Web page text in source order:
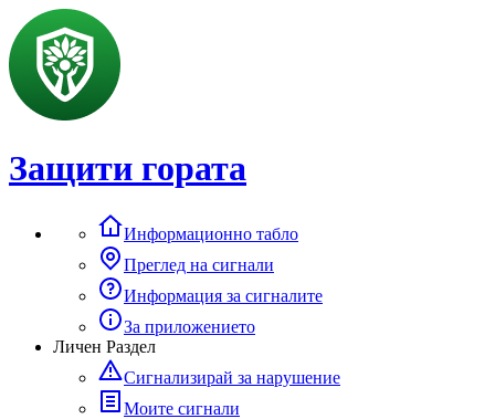
Защити гората
Информационно табло
Преглед на сигнали
Информация за сигналите
За приложението
Личен Раздел
Сигнализирай за нарушение
Моите сигнали